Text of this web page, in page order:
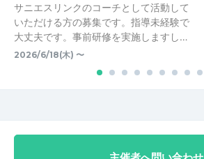
サニエスリンクのコーチとして活動して
いただける方の募集です。指導未経験で
大丈夫です。事前研修を実施しますし…
2026/6/18(木) 〜